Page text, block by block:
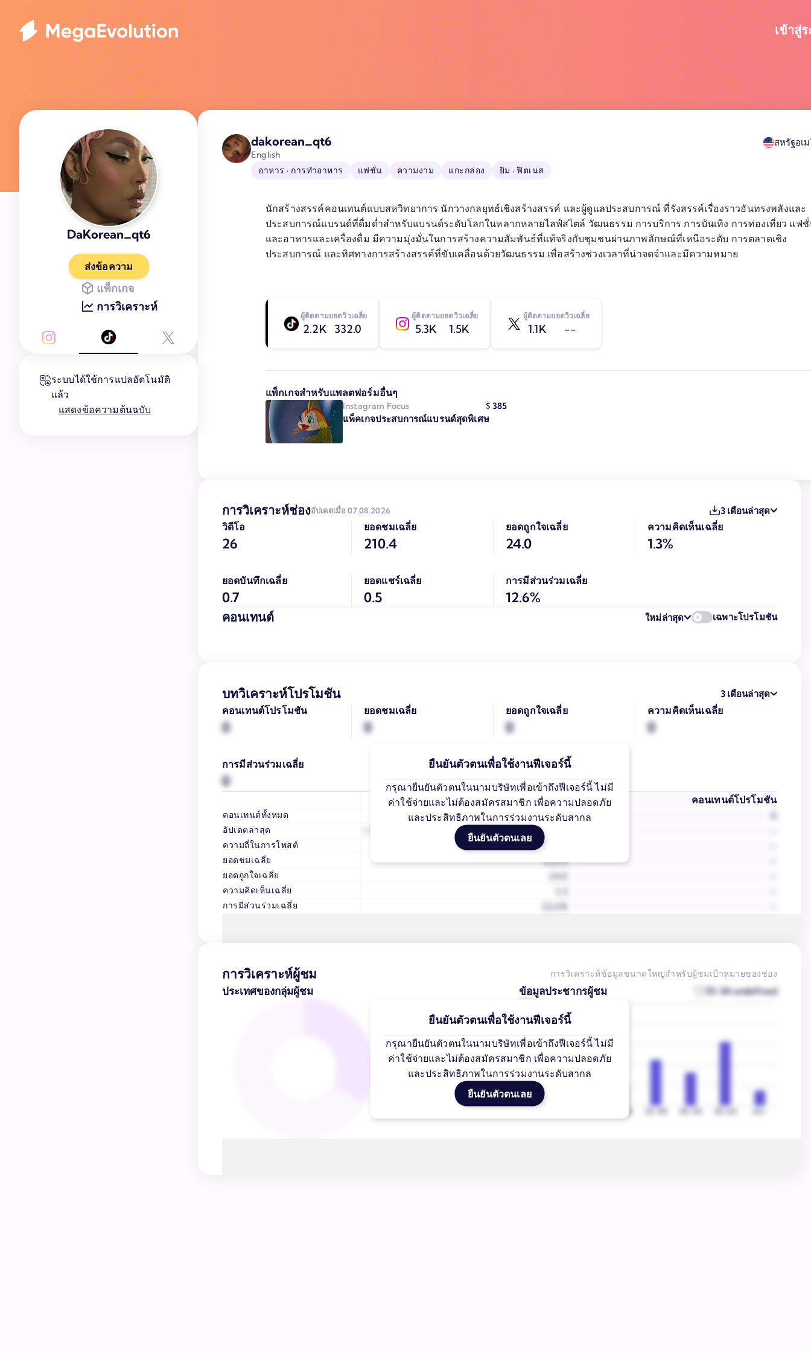
เข้าสู่
DaKorean_qt6
ส่งข้อความ
แพ็กเกจ
การวิเคราะห์
ระบบได้ใช้การแปลอัตโนมัติ
แล้ว
แสดงข้อความต้นฉบับ
dakorean_qt6 สหรัฐอเ
English
อาหาร · การทำอาหาร
แฟชั่น ความงาม แกะกล่อง ยิม · ฟิตเนส
นักสร้างสรรค์คอนเทนต์แบบสหวิทยาการ นักวางกลยุทธ์เชิงสร้างสรรค์ และผู้ดูแลประสบการณ์ ที่รังสรรค์เรื่องราวอันทรงพลังและ
ประสบการณ์แบรนด์ที่ดื่มด่ำสำหรับแบรนด์ระดับโลกในหลากหลายไลฟ์สไตล์ วัฒนธรรม การบริการ การบันเทิง การท่องเที่ยว แฟ
และอาหารและเครื่องดื่ม มีความมุ่งมั่นในการสร้างความสัมพันธ์ที่แท้จริงกับชุมชนผ่านภาพลักษณ์ที่เหนือระดับ การตลาดเชิง
ประสบการณ์ และทิศทางการสร้างสรรค์ที่ขับเคลื่อนด้วยวัฒนธรรม เพื่อสร้างช่วงเวลาที่น่าจดจำและมีความหมาย
ผู้ติดตาม
2.2K
ยอดวิวเฉลี่ย
332.0
ผู้ติดตาม
5.3K
ยอดวิวเฉลี่ย
1.5K
ผู้ติดตาม
1.1K
ยอดวิวเฉลี่ย
--
แพ็กเกจสำหรับแพลตฟอร์มอื่นๆ
Instagram Focus $ 385
แพ็คเกจประสบการณ์แบรนด์สุดพิเศษ
การวิเคราะห์ช่องอัปเดตเมื่อ 07.08.2026 3 เดือนล่าสุด
วิดีโอ
26
ยอดชมเฉลี่ย
210.4
ยอดถูกใจเฉลี่ย
24.0
ความคิดเห็นเฉลี่ย
1.3%
ยอดบันทึกเฉลี่ย
0.7
ยอดแชร์เฉลี่ย
0.5
การมีส่วนร่วมเฉลี่ย
12.6%
คอนเทนต์ ใหม่ล่าสุด เฉพาะโปรโมชัน
บทวิเคราะห์โปรโมชัน 3 เดือนล่าสุด
คอนเทนต์โปรโมชัน
0
ยอดชมเฉลี่ย
0
ยอดถูกใจเฉลี่ย
0
ความคิดเห็นเฉลี่ย
0
การมีส่วนร่วมเฉลี่ย
0
คอนเทนต์ทั้งหมด คอนเทนต์โปรโมชัน
คอนเทนต์ทั้งหมด 26
อัปเดตล่าสุด
2 วันที่แล้ว
ความถี่ในการโพสต์
9 / Month
ยอดชมเฉลี่ย
210.4
ยอดถูกใจเฉลี่ย
24.0
ความคิดเห็นเฉลี่ย
การมีส่วนร่วมเฉลี่ย
12.6%
ยืนยันตัวตนเพื่อใช้งานฟีเจอร์นี้
กรุณายืนยันตัวตนในนามบริษัทเพื่อเข้าถึงฟีเจอร์นี้ ไม่มี
ค่าใช้จ่ายและไม่ต้องสมัครสมาชิก เพื่อความปลอดภัย
และประสิทธิภาพในการร่วมงานระดับสากล
ยืนยันตัวตนเลย
การวิเคราะห์ผู้ชม การวิเคราะห์ข้อมูลขนาดใหญ่สำหรับผู้ชมเป้าหมายของช่อง
ประเทศของกลุ่มผู้ชม
--
--
ข้อมูลประชากรผู้ชม 25-34 undefined
32%
24%
16%
0
25-34
ยืนยันตัวตนเพื่อใช้งานฟีเจอร์นี้
กรุณายืนยันตัวตนในนามบริษัทเพื่อเข้าถึงฟีเจอร์นี้ ไม่มี
ค่าใช้จ่ายและไม่ต้องสมัครสมาชิก เพื่อความปลอดภัย
และประสิทธิภาพในการร่วมงานระดับสากล
ยืนยันตัวตนเลย